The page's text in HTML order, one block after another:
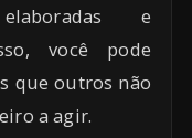
e
você pode
que outros não
a agir.